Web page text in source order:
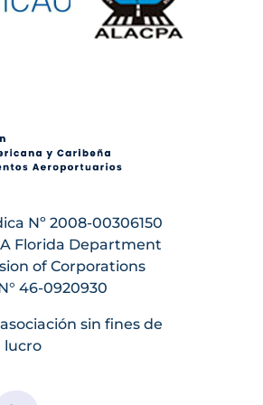
Nº 2008-00306150
Florida Department
of Corporations
46-0920930
sin fines de
lucro